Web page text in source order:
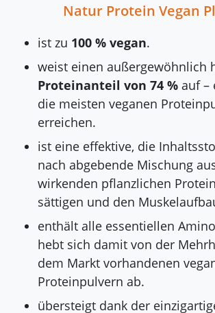
Natur Protein Vegan
ist zu 100 % vegan.
weist einen außergewöhnlich
Proteinanteil von 74 % auf –
die meisten veganen
erreichen.
ist eine effektive, die
nach abgebende Mischung
wirkenden pflanzlichen
sättigen und den
enthält alle essentiellen
hebt sich damit von der
dem Markt vorhandenen
Proteinpulvern ab.
übersteigt dank der